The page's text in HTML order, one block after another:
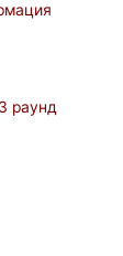
3 раунд